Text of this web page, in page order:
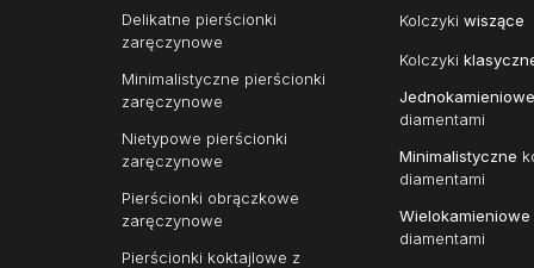
Delikatne pierścionki
zaręczynowe
Minimalistyczne pierścionki
zaręczynowe
Nietypowe pierścionki
zaręczynowe
Pierścionki obrączkowe
zaręczynowe
Pierścionki koktajlowe z
Kolczyki wiszące
Kolczyki
Jednokamieniowe
diamentami
Minimalistyczne
diamentami
Wielokamieniowe
diamentami